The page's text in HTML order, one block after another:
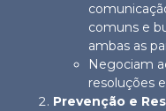
comuns e
ambas as
Negociam
resoluções
Prevenção e